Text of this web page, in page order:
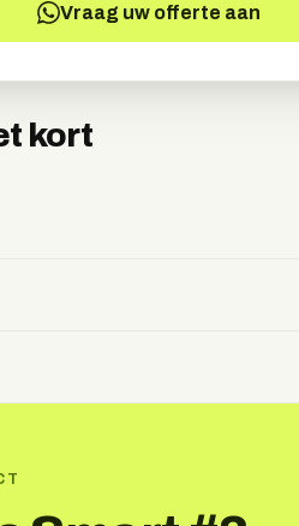
Vraag uw offerte aan
kort